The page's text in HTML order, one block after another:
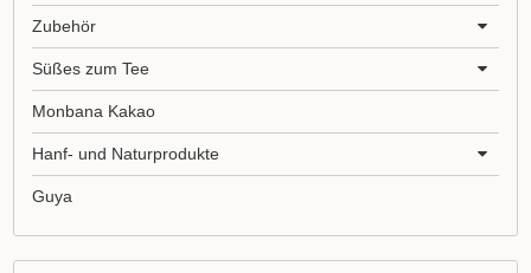
Zubehör
Süßes zum Tee
Monbana Kakao
Hanf- und Naturprodukte
Guya